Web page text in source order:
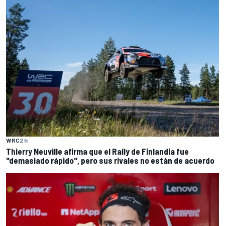
WRC2 h
Thierry Neuville afirma que el Rally de Finlandia fue
"demasiado rápido", pero sus rivales no están de acuerdo